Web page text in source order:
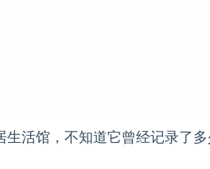
生活馆，不知道它曾经记录了